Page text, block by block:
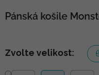
Pánská košile
Zvolte velikost: